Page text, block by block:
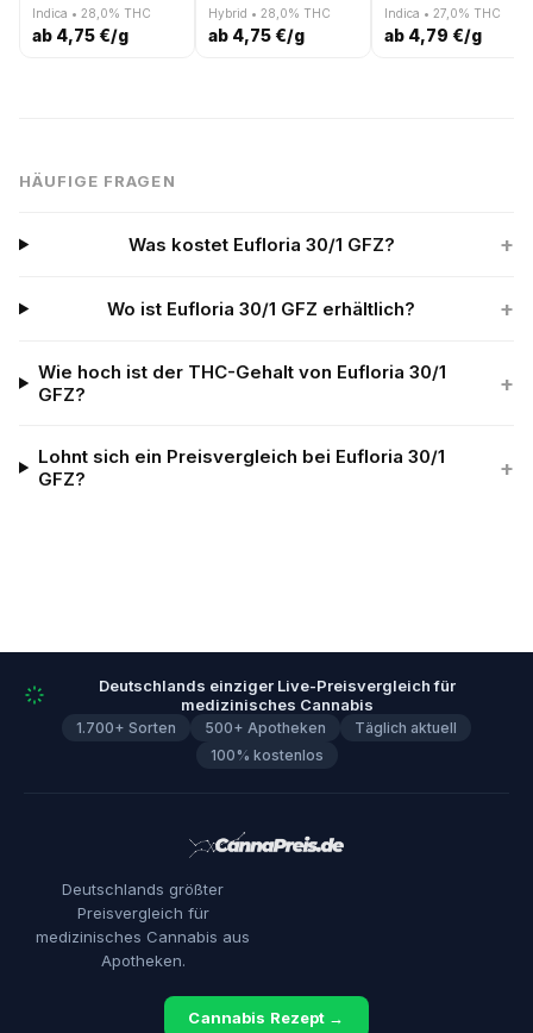
Indica • 28,0% THC
ab 4,75 €/g
Hybrid • 28,0% THC
ab 4,75 €/g
Indica • 27,0% THC
ab 4,79 €/g
HÄUFIGE FRAGEN
Was kostet Eufloria 30/1 GFZ? +
Wo ist Eufloria 30/1 GFZ erhältlich? +
Wie hoch ist der THC-Gehalt von Eufloria 30/1
GFZ?
+
Lohnt sich ein Preisvergleich bei Eufloria 30/1
GFZ?
+
Deutschlands einziger Live-Preisvergleich für
medizinisches Cannabis
1.700+ Sorten 500+ Apotheken
Täglich aktuell
100% kostenlos
Deutschlands größter
Preisvergleich für
medizinisches Cannabis aus
Apotheken.
Cannabis Rezept →